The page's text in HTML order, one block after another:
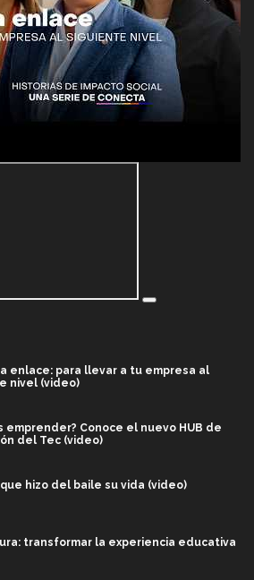
enlace: para llevar a tu empresa al
nivel (video)
emprender? Conoce el nuevo HUB de
del Tec (video)
hizo del baile su vida (video)
transformar la experiencia educativa